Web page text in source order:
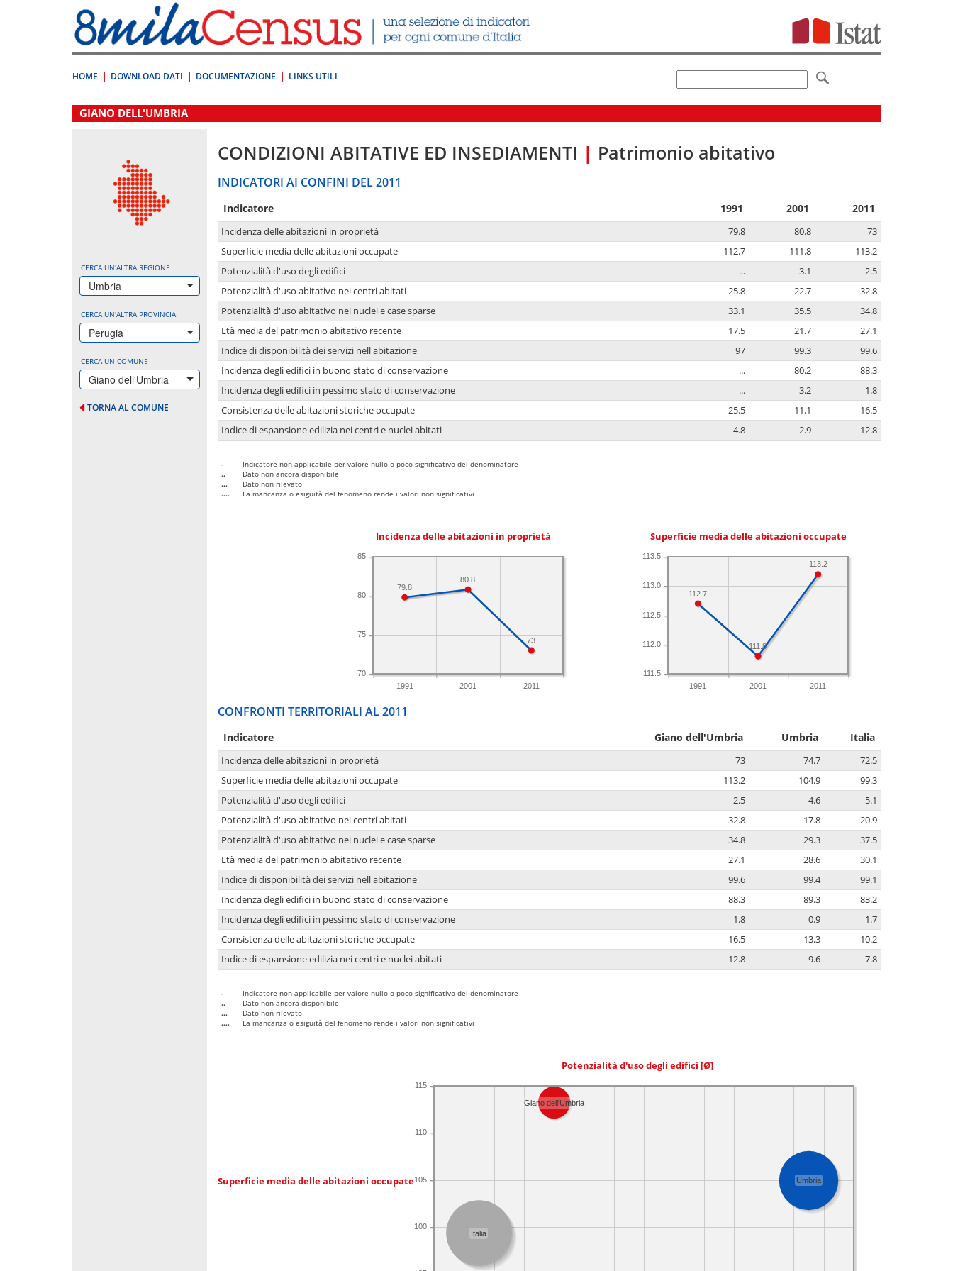
direttamente
a:
Contenuto
HOME DOWNLOAD DATI DOCUMENTAZIONE LINKS UTILI
.
GIANO DELL'UMBRIA
CERCA UN'ALTRA REGIONE
Umbria
CERCA UN'ALTRA PROVINCIA
Perugia
CERCA UN COMUNE
Giano dell'Umbria
TORNA AL COMUNE
CONDIZIONI ABITATIVE ED INSEDIAMENTI | Patrimonio abitativo
INDICATORI AI CONFINI DEL 2011
Indicatore 1991 2001 2011
Incidenza delle abitazioni in proprietà 79.8 80.8
73
Superficie media delle abitazioni occupate
112.7 111.8
113.2
Potenzialità d'uso degli edifici
... 3.1
2.5
Potenzialità d'uso abitativo nei centri abitati
25.8 22.7
32.8
Potenzialità d'uso abitativo nei nuclei e case sparse
33.1 35.5
34.8
Età media del patrimonio abitativo recente
17.5 21.7
27.1
Indice di disponibilità dei servizi nell'abitazione
97 99.3
99.6
Incidenza degli edifici in buono stato di conservazione
... 80.2
88.3
Incidenza degli edifici in pessimo stato di conservazione
... 3.2
1.8
Consistenza delle abitazioni storiche occupate
25.5 11.1
16.5
Indice di espansione edilizia nei centri e nuclei abitati
4.8 2.9 12.8
-
Indicatore non applicabile per valore nullo o poco significativo del denominatore
..
Dato non ancora disponibile
...
Dato non rilevato
....
La mancanza o esiguità del fenomeno rende i valori non significativi
Incidenza delle abitazioni in proprietà
1991 2001 2011
70
75
80
85
73
80.8
79.8
Superficie media delle abitazioni occupate
1991 2001 2011
111.5
112.0
112.5
113.0
113.5
113.2
111.8
112.7
CONFRONTI TERRITORIALI AL 2011
Indicatore Giano dell'Umbria Umbria Italia
Incidenza delle abitazioni in proprietà 73 74.7
72.5
Superficie media delle abitazioni occupate
113.2 104.9
99.3
Potenzialità d'uso degli edifici
2.5 4.6
5.1
Potenzialità d'uso abitativo nei centri abitati
32.8 17.8
20.9
Potenzialità d'uso abitativo nei nuclei e case sparse
34.8 29.3
37.5
Età media del patrimonio abitativo recente
27.1 28.6
30.1
Indice di disponibilità dei servizi nell'abitazione
99.6 99.4
99.1
Incidenza degli edifici in buono stato di conservazione
88.3 89.3
83.2
Incidenza degli edifici in pessimo stato di conservazione
1.8 0.9
1.7
Consistenza delle abitazioni storiche occupate
16.5 13.3
10.2
Indice di espansione edilizia nei centri e nuclei abitati
12.8 9.6 7.8
-
Indicatore non applicabile per valore nullo o poco significativo del denominatore
..
Dato non ancora disponibile
...
Dato non rilevato
....
La mancanza o esiguità del fenomeno rende i valori non significativi
Potenzialità d'uso degli edifici [Ø]
Superficie media delle abitazioni occupate
100
105
110
115
Italia
Umbria
Giano dell'Umbria